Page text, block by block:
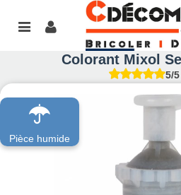
Colorant Mixol
5/5
Pièce humide